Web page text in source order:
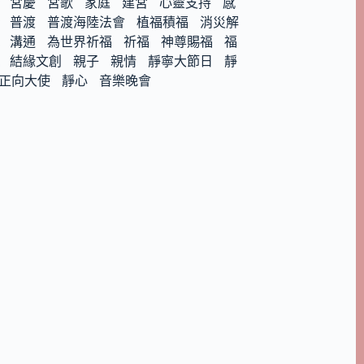
宮慶 宮歌 家庭 建宮 心靈支持
感
普渡 普渡海陸法會 植福積福
消災解
溝通 為世界祈福 祈福 神尊賜福
福
結緣文創 親子 親情 靜寧大節日
靜
向大使
靜心 音樂晚會